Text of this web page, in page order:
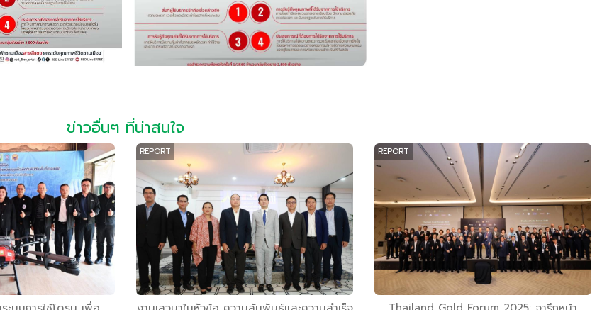
ข่าวอื่นๆ ที่น่าสนใจ
REPORT REPORT